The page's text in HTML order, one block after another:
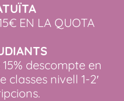
EN LA QUOTA
15% descompte en
classes nivell 1-2′